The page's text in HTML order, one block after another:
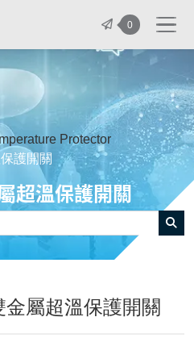
股份有限公司 -
0
Protector
護開關
超溫保護開關
屬超溫保護開關